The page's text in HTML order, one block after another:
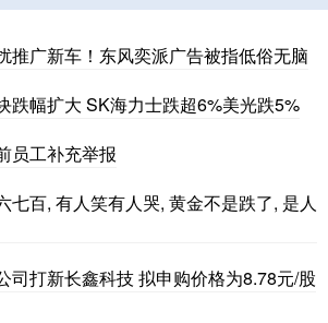
推广新车！东风奕派广告被指低俗无脑
跌幅扩大 SK海力士跌超6%美光跌5%
员工补充举报
七百, 有人笑有人哭, 黄金不是跌了, 是人
司打新长鑫科技 拟申购价格为8.78元/股